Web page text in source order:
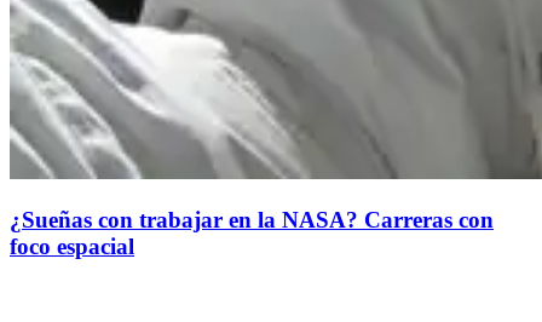
¿Sueñas con trabajar en la NASA? Carreras con
foco espacial